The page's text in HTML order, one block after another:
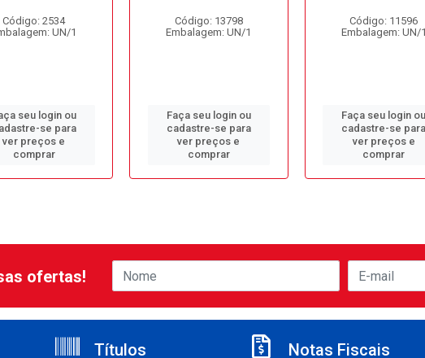
Código: 2534
UN/1
seu login ou
se para
ver preços e
comprar
Código: 13798
Embalagem: UN/1
Faça seu login ou
cadastre-se para
ver preços e
comprar
Código: 11596
Embalagem: UN/1
Faça seu login ou
cadastre-se para
ver preços e
comprar
ofertas!
Títulos Notas Fiscais